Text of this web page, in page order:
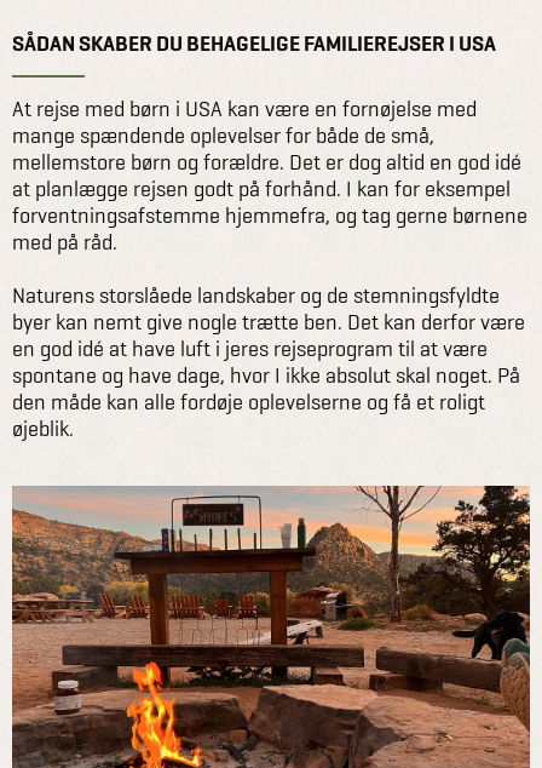
SÅDAN SKABER DU BEHAGELIGE FAMILIEREJSER I USA
At rejse med børn i USA kan være en fornøjelse med
mange spændende oplevelser for både de små,
mellemstore børn og forældre. Det er dog altid en god idé
at planlægge rejsen godt på forhånd. I kan for eksempel
forventningsafstemme hjemmefra, og tag gerne børnene
med på råd.
Naturens storslåede landskaber og de stemningsfyldte
byer kan nemt give nogle trætte ben. Det kan derfor være
en god idé at have luft i jeres rejseprogram til at være
spontane og have dage, hvor I ikke absolut skal noget. På
den måde kan alle fordøje oplevelserne og få et roligt
øjeblik.